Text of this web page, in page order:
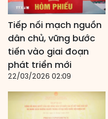
Tiếp nối mạch nguồn
dân chủ, vững bước
tiến vào giai đoạn
phát triển mới
22/03/2026 02:09